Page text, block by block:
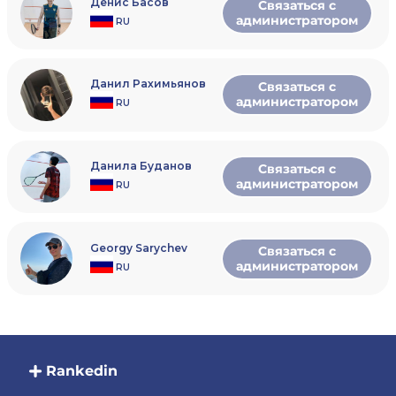
RU
Связаться с
администратором
Данил Рахимьянов
RU
Связаться с
администратором
Данила Буданов
RU
Связаться с
администратором
Georgy Sarychev
RU
Связаться с
администратором
Rankedin